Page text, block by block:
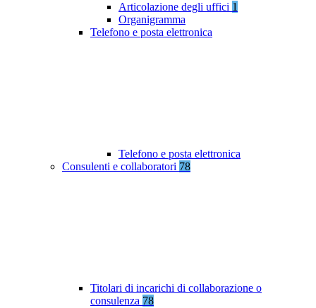
Articolazione degli uffici 1
Organigramma
Telefono e posta elettronica
Telefono e posta elettronica
Consulenti e collaboratori 78
Titolari di incarichi di collaborazione o
consulenza 78